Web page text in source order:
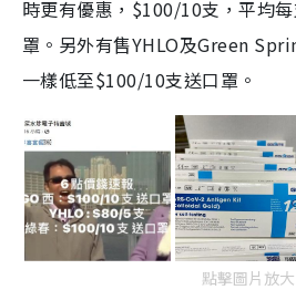
時更有優惠，$100/10支，平均
罩。另外有售YHLO及Green
一樣低至$100/10支送口罩。
點擊圖片放大